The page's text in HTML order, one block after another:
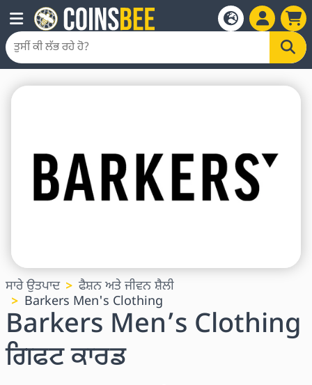
ਸਾਰੇ ਉਤਪਾਦ
ਫੈਸ਼ਨ ਅਤੇ ਜੀਵਨ ਸ਼ੈਲੀ
Barkers Men's Clothing
Barkers Men’s Clothing
ਗਿਫਟ ਕਾਰਡ